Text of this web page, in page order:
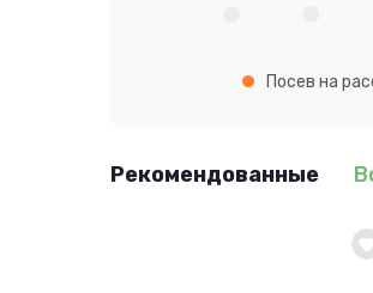
Посев на
Рекомендованные